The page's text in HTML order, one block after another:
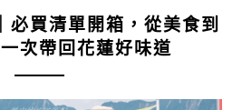
必買清單開箱，從美食到
次帶回花蓮好味道